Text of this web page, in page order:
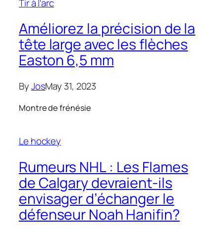
Tir à l'arc
Améliorez la précision de la
tête large avec les flèches
Easton 6,5 mm
ByJosMay 31, 2023
Montre de frénésie
Le hockey
Rumeurs NHL : Les Flames
de Calgary devraient-ils
envisager d’échanger le
défenseur Noah Hanifin?